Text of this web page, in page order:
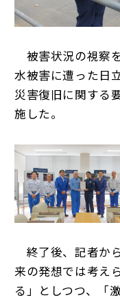
被害状況の視察
水被害に遭った日
災害復旧に関する
施した。
終了後、記者か
来の発想では考え
る」としつつ、「